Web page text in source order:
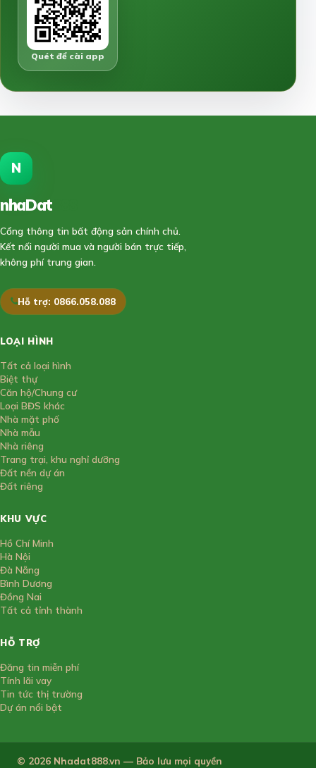
Quét để cài app
N
nhaDat
Cổng thông tin bất động sản chính chủ.
Kết nối người mua và người bán trực tiếp,
không phí trung gian.
Hỗ trợ: 0866.058.088
LOẠI HÌNH
Tất cả loại hình
Biệt thự
Căn hộ/Chung cư
Loại BĐS khác
Nhà mặt phố
Nhà mẫu
Nhà riêng
Trang trại, khu nghỉ dưỡng
Đất nền dự án
Đất riêng
KHU VỰC
Hồ Chí Minh
Hà Nội
Đà Nẵng
Bình Dương
Đồng Nai
Tất cả tỉnh thành
HỖ TRỢ
Đăng tin miễn phí
Tính lãi vay
Tin tức thị trường
Dự án nổi bật
© 2026 Nhadat888.vn — Bảo lưu mọi quyền